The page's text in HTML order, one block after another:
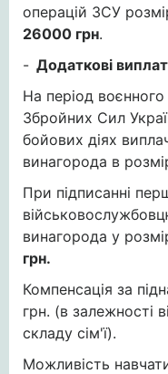
операцій ЗСУ
26000 грн.
- Додаткові
На період
Збройних Сил
бойових діях
винагорода в
При підписанні
винагорода у
грн.
Компенсація за
грн. (в залежності
складу сім'ї).
Можливість